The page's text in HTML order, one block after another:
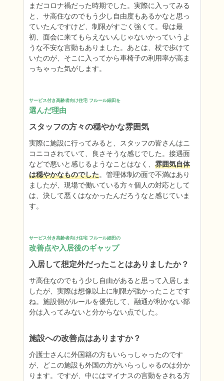
まだコロナ禍だった時期でした。実際に入ってみる
と、サ高住なのでもう少し自由度もあるかなと思っ
ていたんですけど、制限がすごく強くて。母は最
初、面会に来てもらえないんじゃないかっていうよ
うな不安な言動もありました。あとは、杖で歩けて
いたのが、そこに入ってから車椅子の利用率が高ま
っちゃった気がします。
サービス付き高齢者向け住宅 フルール細田を
選んだ理由
スタッフの方々の穏やかな雰囲気
実際に施設に行ってみると、スタッフの皆さんはニ
コニコされていて、良さそうな感じでした。接遇面
などで悪いと感じるようなことはなく、 雰囲気自体
は穏やかなものでした。管理体制の面で不満はあり
ましたが、現場で働いている方々個人の対応として
は、決して悪くはなかったんだろうなと感じていま
す。
サービス付き高齢者向け住宅 フルール細田の
改善点や入居後のギャップ
入居して想定外だったことはありましたか？
サ高住なのでもう少し自由があると思って入居しま
したが、実際は想像以上に制限が強かったことです
ね。施設側がルールを優先して、融通が利かない部
分は入ってみないと分からない点でした。
施設への改善点はありますか？
介護士さんに外国籍の方もいらっしゃったのです
が、どこの施設も外国の方がいらっしゃるのは分か
ります。ですが、中にはマイナスの言動をされる方